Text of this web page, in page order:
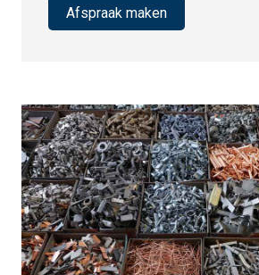
Afspraak maken